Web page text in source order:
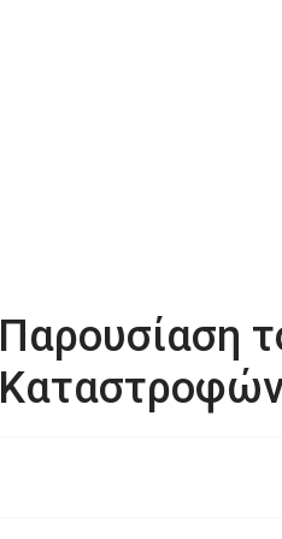
Παρουσίαση
Καταστροφών